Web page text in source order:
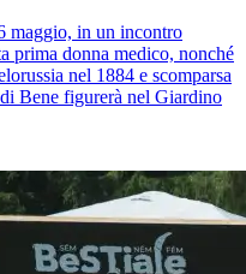
maggio, in un incontro
prima donna medico, nonché
nel 1884 e scomparsa
Bene figurerà nel Giardino